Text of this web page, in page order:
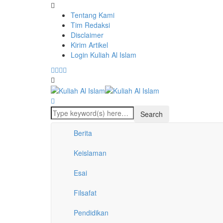
Tentang Kami
Tim Redaksi
Disclaimer
Kirim Artikel
Login Kuliah Al Islam
Berita
Keislaman
Esai
Filsafat
Pendidikan